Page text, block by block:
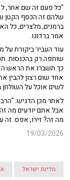
"כל פעם זה שם אחר,
שלהם זה הכסף הקטן
ברמנים, מלצרים, כל
אמר ברדוגו.
עוד העביר ביקורת על
שותפה רק בהכנסות.
כך תשברו את הראש
אחד שום רצון להבין
לשים אוכל על
לאחר מכן הדגיש:
מה זה? זירו, אפס. זה
19/03/2026
מדינת ישראל